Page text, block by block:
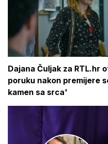
Dajana Čuljak za RTL.hr
poruku nakon premijere
kamen sa srca'